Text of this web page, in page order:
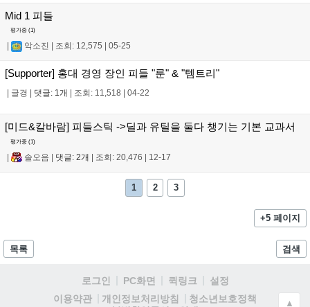
Mid 1 피들
평가중 (1)
악소진 조회: 12,575 05-25
[Supporter] 홍대 경영 장인 피들 "룬" & "템트리"
글경 댓글: 1개 조회: 11,518 04-22
[미드&칼바람] 피들스틱 ->딜과 유틸을 둘다 챙기는 기본 교과서
평가중 (1)
| 솔오음 | 댓글: 2개 | 조회: 20,476 | 12-17
1 2 3
+5 페이지
목록 검색
로그인 PC화면 퀵링크
설정
이용약관
개인정보처리방침
청소년보호정책
▲